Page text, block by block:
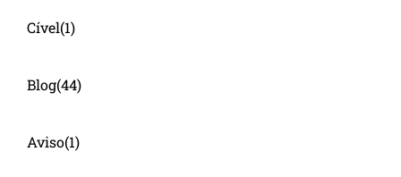
Cível(1)
Blog(44)
Aviso(1)